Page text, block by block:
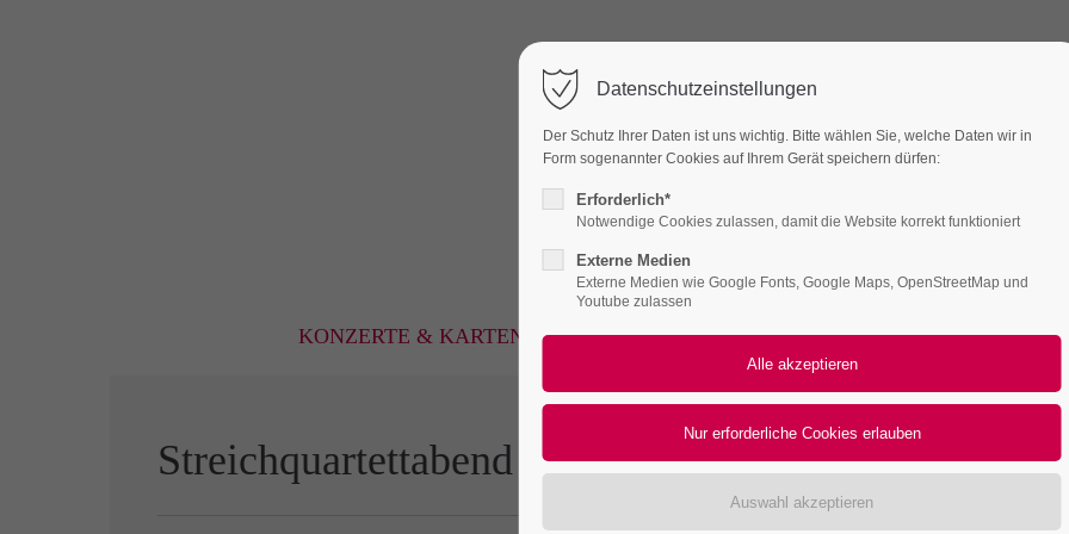
KONZERTE & KARTENVORBESTELLUNG RÜCKBLICK
Streichquartettabend mit dem Klenke Quartett
Datenschutzeinstellungen
Der Schutz Ihrer Daten ist uns wichtig. Bitte wählen Sie, welche Daten wir in
Form sogenannter Cookies auf Ihrem Gerät speichern dürfen:
Erforderlich*
Notwendige Cookies zulassen, damit die Website korrekt funktioniert
Externe Medien
Externe Medien wie Google Fonts, Google Maps, OpenStreetMap und
Youtube zulassen